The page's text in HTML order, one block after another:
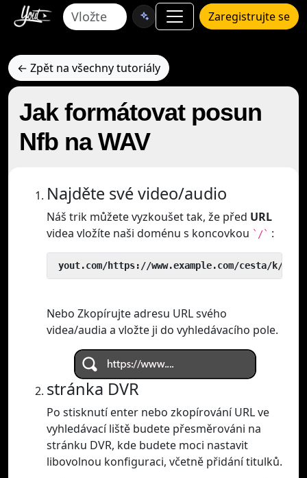
Zaregistrujte se
← Zpět na všechny tutoriály
Jak formátovat posun
Nfb na WAV
Najděte své video/audio
Náš trik můžete vyzkoušet tak, že před URL
videa vložíte naši doménu s koncovkou `/` :
yout.com/https://www.example.com/cesta/k/
Nebo Zkopírujte adresu URL svého
videa/audia a vložte ji do vyhledávacího pole.
stránka DVR
Po stisknutí enter nebo zkopírování URL ve
vyhledávací liště budete přesměrováni na
stránku DVR, kde budete moci nastavit
libovolnou konfiguraci, včetně přidání titulků.